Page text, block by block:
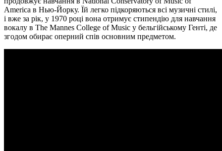
America в Нью-Йорку. Їй легко підкоряються всі музичні стилі,
і вже за рік, у 1970 році вона отримує стипендію для навчання
вокалу в The Mannes College of Music у бельгійському Генті, де
згодом обирає оперний спів основним предметом.